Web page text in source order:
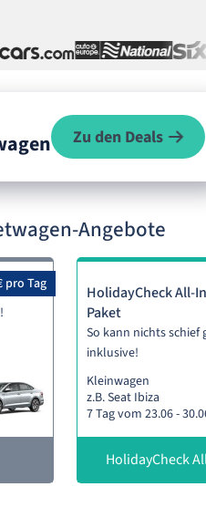
Zu den Deals
Angebote
pro Tag
HolidayCheck All-
Paket
So kann nichts schief
inklusive!
Kleinwagen
z.B. Seat Ibiza
7 Tag vom 23.06 -
HolidayCheck